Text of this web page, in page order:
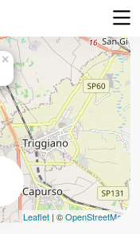
×
Leaflet | ©OpenStreetMap